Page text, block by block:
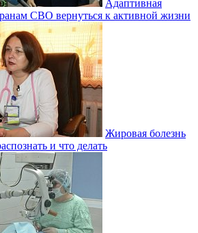
Адаптивная
СВО вернуться к активной жизни
Жировая болезнь
и что делать